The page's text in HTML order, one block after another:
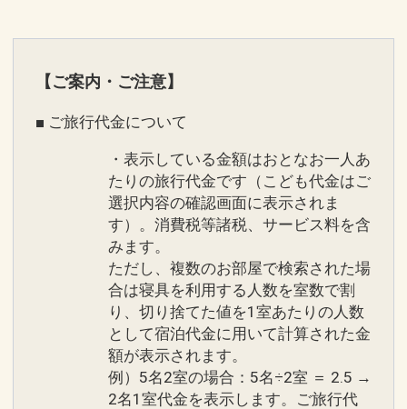
【ご案内・ご注意】
■ ご旅行代金について
・表示している金額はおとなお一人あ
たりの旅行代金です（こども代金はご
選択内容の確認画面に表示されま
す）。消費税等諸税、サービス料を含
みます。
ただし、複数のお部屋で検索された場
合は寝具を利用する人数を室数で割
り、切り捨てた値を1室あたりの人数
として宿泊代金に用いて計算された金
額が表示されます。
例）5名2室の場合：5名÷2室 ＝ 2.5 →
2名1室代金を表示します。ご旅行代